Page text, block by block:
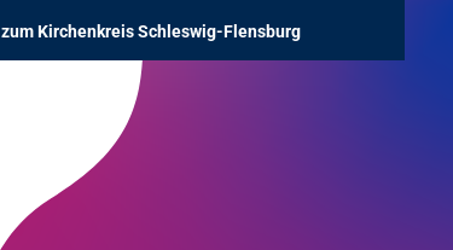
zum Kirchenkreis Schleswig-Flensburg